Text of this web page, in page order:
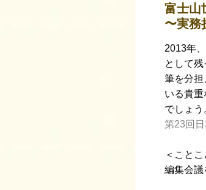
富士山
〜実務
2013年
として
筆を分担
いる貴
でしょう
第23回
＜ことこ
編集会議